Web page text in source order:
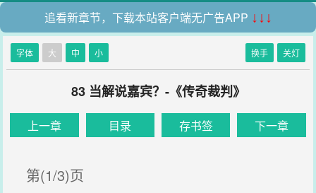
追看新章节，下载本站客户端无广告APP ↓↓↓
字体 大 中 小 换手 关灯
83 当解说嘉宾？-《传奇裁判》
上一章 目录 存书签 下一章
第(1/3)页